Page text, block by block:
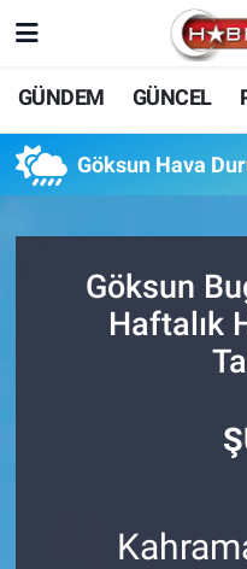
GÜNDEM GÜNCEL
Göksun Hava
Göksun
Haftalık
Nöbetçi Eczaneler
Hava Durumu
Süper Lig Puan
Tüm Manşetler